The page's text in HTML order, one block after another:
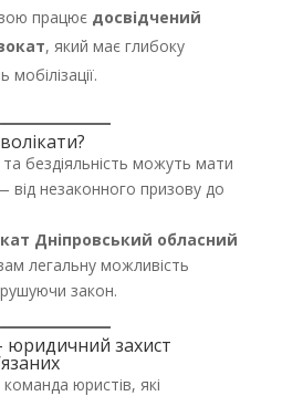
працює досвідчений
, який має глибоку
бездіяльність можуть мати
від незаконного призову до
Дніпровський обласний
легальну можливість
закон.
юридичний захист
юристів, які